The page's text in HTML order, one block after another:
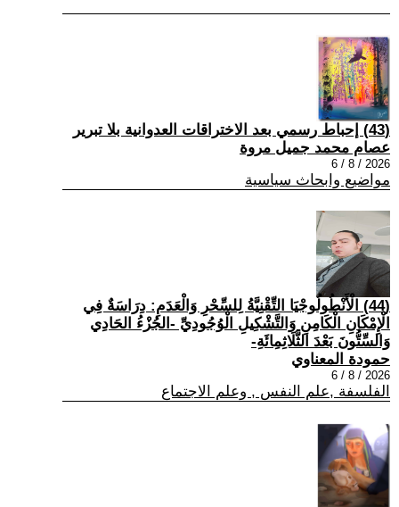
(43) إحباط رسمي بعد الاختراقات العدوانية بلا تبرير
عصام محمد جميل مروة
2026 / 8 / 6
مواضيع وابحاث سياسية
(44) الْأَنْطُولُوجْيَا التِّقْنِيَّةُ لِلسِّحْرِ وَالْعَدَمِ: دِرَاسَةٌ فِي
الْإِمْكَانِ الْكَامِنِ وَالتَّشْكِيلِ الْوُجُودِيِّ -الجُزْءُ الحَادِي
وَالسِّتُّونَ بَعْدَ الثَّلَاثِمِائَةِ-
حمودة المعناوي
2026 / 8 / 6
الفلسفة ,علم النفس , وعلم الاجتماع